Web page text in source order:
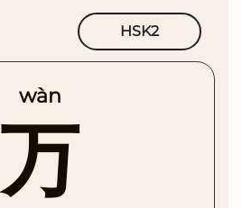
HSK2
wàn
万